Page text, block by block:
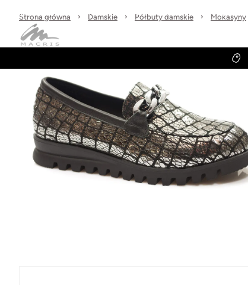
Strona główna Damskie Półbuty damskie Mokasyny